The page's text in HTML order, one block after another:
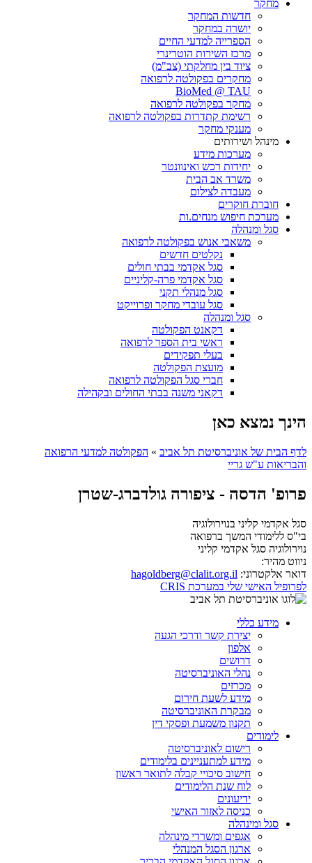
מחקר
חדשות המחקר
יושרה במחקר
הספרייה למדעי החיים
מרכז השירות הוטרינרי
ציוד בין מחלקתי (צב"מ)
מחקרים בפקולטה לרפואה
BioMed @ TAU
מחקר בפקולטה לרפואה
רשימת קתדרות בפקולטה לרפואה
מענקי מחקר
מינהל ושירותים
מערכות מידע
יחידות רכש ואינוונטר
משרד אב הבית
מעבדה לצילום
חוברת חוקרים
מערכת חיפוש מנחים.ות
סגל ומנהלה
משאבי אנוש בפקולטה לרפואה
נקלטים חדשים
סגל אקדמי בבתי חולים
סגל אקדמי פרה-קליניים
סגל מנהלי תקני
סגל עובדי מחקר ופרוייקט
סגל ומנהלה
דקאנט הפקולטה
ראשי בית הספר לרפואה
בעלי תפקידים
מועצת הפקולטה
חברי סגל הפקולטה לרפואה
דקאני משנה בבתי החולים ובקהילה
הינך נמצא כאן
לדף הבית של אוניברסיטת תל אביב » הפקולטה למדעי הרפואה
והבריאות ע"ש גריי
פרופ' הדסה - ציפורה גולדברג-שטרן
סגל אקדמי קליני בנוירולוגיה
בי"ס ללימודי המשך ברפואה
נוירולוגיה סגל אקדמי קליני
ניווט מהיר:
דואר אלקטרוני: hagoldberg@clalit.org.il
לפרופיל האישי שלי במערכת CRIS
מידע כללי
יצירת קשר ודרכי הגעה
אלפון
דרושים
נהלי האוניברסיטה
מכרזים
מידע לשעת חירום
מבקרת האוניברסיטה
תקנון משמעת ופסקי דין
לימודים
רישום לאוניברסיטה
מידע למתעניינים בלימודים
חישוב סיכויי קבלה לתואר ראשון
לוח שנת הלימודים
ידיעונים
כניסה לאזור האישי
סגל ומינהלה
אגפים ומשרדי מינהלה
ארגון הסגל המנהלי